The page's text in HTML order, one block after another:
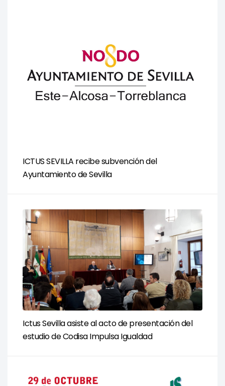
ICTUS SEVILLA recibe subvención del
Ayuntamiento de Sevilla
Ictus Sevilla asiste al acto de presentación del
estudio de Codisa Impulsa Igualdad